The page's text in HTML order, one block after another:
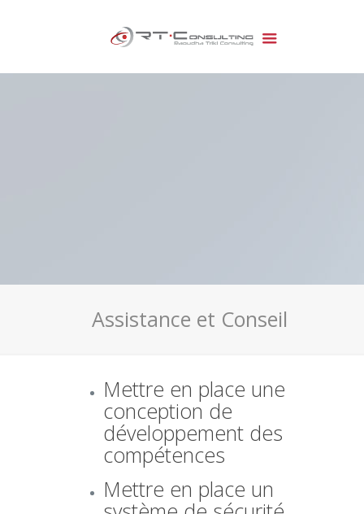
Assistance et Conseil
Mettre en place une
conception de
développement des
compétences
Mettre en place un